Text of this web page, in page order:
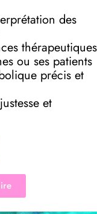
des
thérapeutiques
ou ses patients
précis et
et